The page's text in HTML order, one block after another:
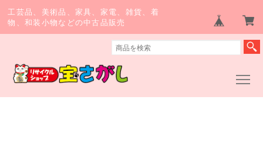
工芸品、美術品、家具、家電、雑貨、着
物、和装小物などの中古品販売